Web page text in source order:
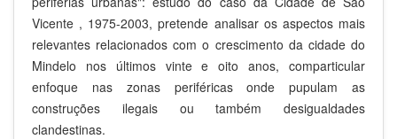
Vicente , 1975-2003, pretende analisar os aspectos mais
relevantes relacionados com o crescimento da cidade do
Mindelo nos últimos vinte e oito anos, comparticular
enfoque nas zonas periféricas onde pupulam as
construções ilegais ou também desigualdades
clandestinas.